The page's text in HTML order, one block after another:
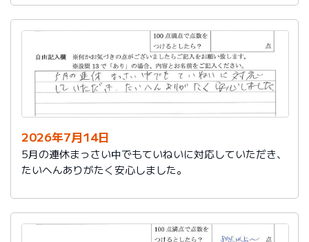
にも嫌な顔せず一生懸命して下さり頭が下がります。
・社員さんは、借りている駐車場の場所をメモしておら
れたのにはびっくりしました。（社員さんはよろしくお
伝え下さい）
今後もよろしくお願いします。
2026年7月14日
5月の連休まっさい中でもていねいに対応していただき、
たいへんありがたく安心しました。